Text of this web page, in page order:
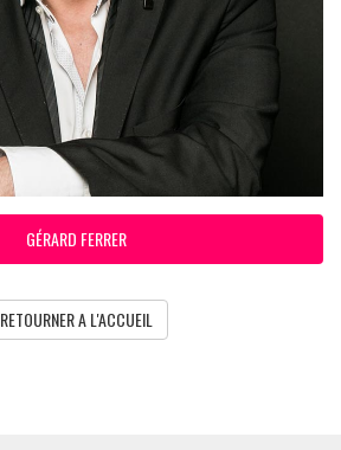
GÉRARD FERRER
RETOURNER A L'ACCUEIL